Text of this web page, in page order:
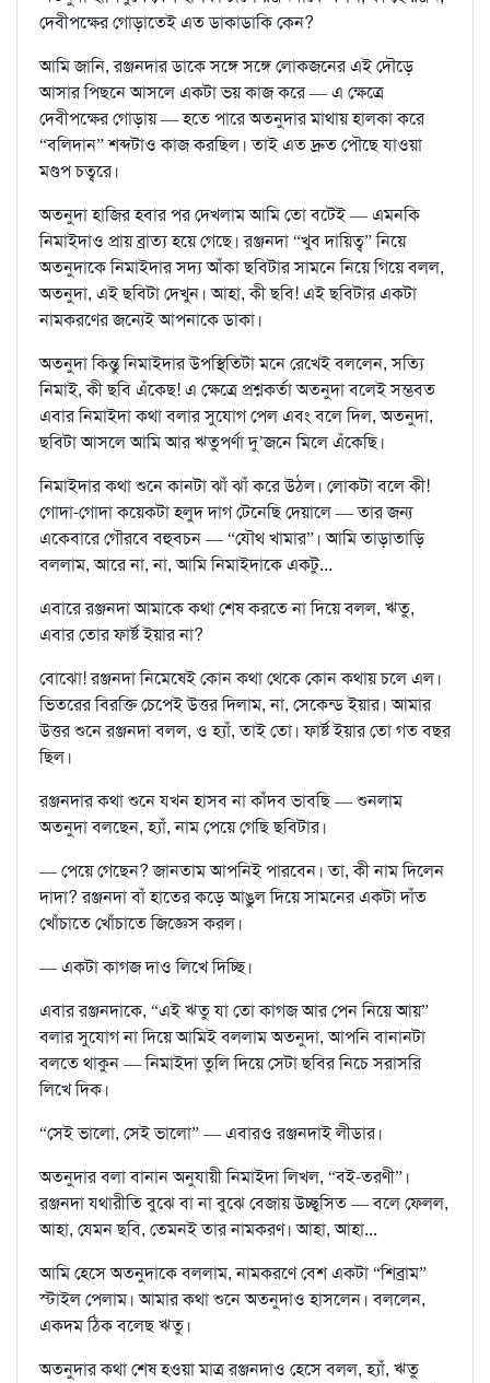
দেবীপক্ষের গোড়াতেই এত ডাকাডাকি কেন?
আমি জানি, রঞ্জনদার ডাকে সঙ্গে সঙ্গে লোকজনের এই দৌড়ে
আসার পিছনে আসলে একটা ভয় কাজ করে — এ ক্ষেত্রে
দেবীপক্ষের গোড়ায় — হতে পারে অতনুদার মাথায় হালকা করে
“বলিদান” শব্দটাও কাজ করছিল। তাই এত দ্রুত পৌছে যাওয়া
মণ্ডপ চত্বরে।
অতনুদা হাজির হবার পর দেখলাম আমি তো বটেই — এমনকি
নিমাইদাও প্রায় ব্রাত্য হয়ে গেছে। রঞ্জনদা “খুব দায়িত্ব” নিয়ে
অতনুদাকে নিমাইদার সদ্য আঁকা ছবিটার সামনে নিয়ে গিয়ে বলল,
অতনুদা, এই ছবিটা দেখুন। আহা, কী ছবি! এই ছবিটার একটা
নামকরণের জন্যেই আপনাকে ডাকা।
অতনুদা কিন্তু নিমাইদার উপস্থিতিটা মনে রেখেই বললেন, সত্যি
নিমাই, কী ছবি এঁকেছ! এ ক্ষেত্রে প্রশ্নকর্তা অতনুদা বলেই সম্ভবত
এবার নিমাইদা কথা বলার সুযোগ পেল এবং বলে দিল, অতনুদা,
ছবিটা আসলে আমি আর ঋতুপর্ণা দু’জনে মিলে এঁকেছি।
নিমাইদার কথা শুনে কানটা ঝাঁ ঝাঁ করে উঠল। লোকটা বলে কী!
গোদা-গোদা কয়েকটা হলুদ দাগ টেনেছি দেয়ালে — তার জন্য
একেবারে গৌরবে বহুবচন — “যৌথ খামার”। আমি তাড়াতাড়ি
বললাম, আরে না, না, আমি নিমাইদাকে একটু...
এবারে রঞ্জনদা আমাকে কথা শেষ করতে না দিয়ে বলল, ঋতু,
এবার তোর ফার্ষ্ট ইয়ার না?
বোঝো! রঞ্জনদা নিমেষেই কোন কথা থেকে কোন কথায় চলে এল।
ভিতরের বিরক্তি চেপেই উত্তর দিলাম, না, সেকেন্ড ইয়ার। আমার
উত্তর শুনে রঞ্জনদা বলল, ও হ্যাঁ, তাই তো। ফার্ষ্ট ইয়ার তো গত বছর
ছিল।
রঞ্জনদার কথা শুনে যখন হাসব না কাঁদব ভাবছি — শুনলাম
অতনুদা বলছেন, হ্যাঁ, নাম পেয়ে গেছি ছবিটার।
— পেয়ে গেছেন? জানতাম আপনিই পারবেন। তা, কী নাম দিলেন
দাদা? রঞ্জনদা বাঁ হাতের কড়ে আঙুল দিয়ে সামনের একটা দাঁত
খোঁচাতে খোঁচাতে জিজ্ঞেস করল।
— একটা কাগজ দাও লিখে দিচ্ছি।
এবার রঞ্জনদাকে, “এই ঋতু যা তো কাগজ আর পেন নিয়ে আয়”
বলার সুযোগ না দিয়ে আমিই বললাম অতনুদা, আপনি বানানটা
বলতে থাকুন — নিমাইদা তুলি দিয়ে সেটা ছবির নিচে সরাসরি
লিখে দিক।
“সেই ভালো, সেই ভালো” — এবারও রঞ্জনদাই লীডার।
অতনুদার বলা বানান অনুযায়ী নিমাইদা লিখল, “বই-তরণী”।
রঞ্জনদা যথারীতি বুঝে বা না বুঝে বেজায় উচ্ছ্বসিত — বলে ফেলল,
আহা, যেমন ছবি, তেমনই তার নামকরণ। আহা, আহা...
আমি হেসে অতনুদাকে বললাম, নামকরণে বেশ একটা “শিব্রাম”
স্টাইল পেলাম। আমার কথা শুনে অতনুদাও হাসলেন। বললেন,
একদম ঠিক বলেছ ঋতু।
অতনুদার কথা শেষ হওয়া মাত্র রঞ্জনদাও হেসে বলল, হ্যাঁ, ঋতু